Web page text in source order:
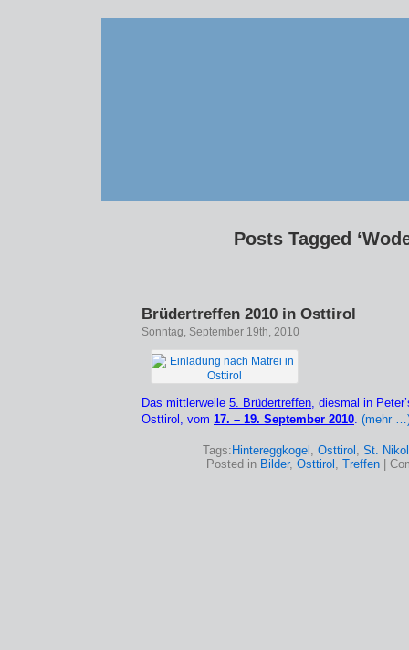
Posts Tagged
Brüdertreffen 2010 in Osttirol
Sonntag, September 19th, 2010
Das mittlerweile 5. Brüdertreffen, diesmal in
Osttirol, vom 17. – 19. September 2010. (mehr
Tags: Hintereggkogel , Osttirol , St.
Posted in Bilder, Osttirol , Treffen